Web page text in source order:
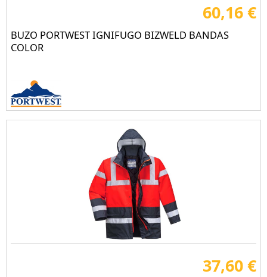
60,16 €
BUZO PORTWEST IGNIFUGO BIZWELD BANDAS
COLOR
37,60 €